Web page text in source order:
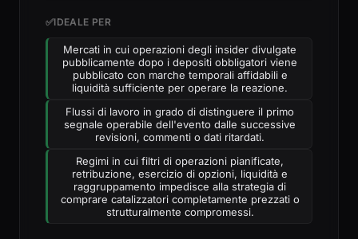
✅IDEALE PER
Mercati in cui operazioni degli insider divulgate
pubblicamente dopo i depositi obbligatori viene
pubblicato con marche temporali affidabili e
liquidità sufficiente per operare la reazione.
Flussi di lavoro in grado di distinguere il primo
segnale operabile dell'evento dalle successive
revisioni, commenti o dati ritardati.
Regimi in cui filtri di operazioni pianificate,
retribuzione, esercizio di opzioni, liquidità e
raggruppamento impedisce alla strategia di
comprare catalizzatori completamente prezzati o
strutturalmente compromessi.